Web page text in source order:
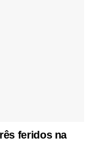
feridos na